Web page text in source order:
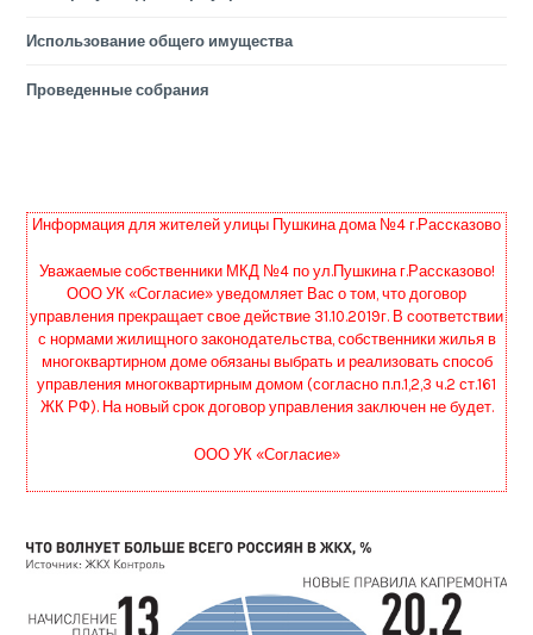
Использование общего имущества
Проведенные собрания
Информация для жителей улицы Пушкина дома №4 г.Рассказово
Уважаемые собственники МКД №4 по ул.Пушкина г.Рассказово!
ООО УК «Согласие» уведомляет Вас о том, что договор
управления прекращает свое действие 31.10.2019г. В соответствии
с нормами жилищного законодательства, собственники жилья в
многоквартирном доме обязаны выбрать и реализовать способ
управления многоквартирным домом (согласно п.п.1,2,3 ч.2 ст.161
ЖК РФ). На новый срок договор управления заключен не будет.
ООО УК «Согласие»